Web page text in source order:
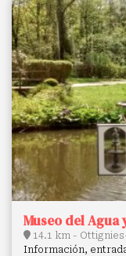
Museo del Agua
14.1 km -
Información,